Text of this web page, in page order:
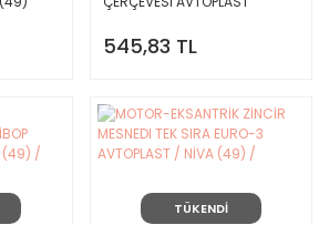
545,83 TL
TÜKENDİ